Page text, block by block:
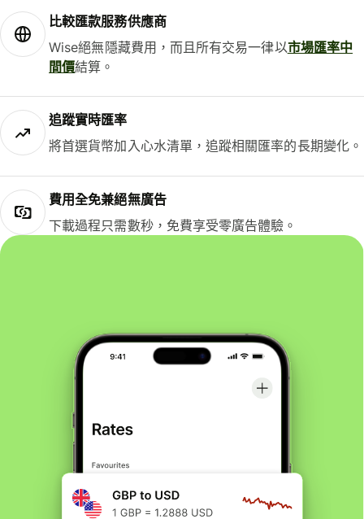
比較匯款服務供應商
Wise絕無隱藏費用，而且所有交易一律以市場匯率中
間價結算。
追蹤實時匯率
將首選貨幣加入心水清單，追蹤相關匯率的長期變化。
費用全免兼絕無廣告
下載過程只需數秒，免費享受零廣告體驗。